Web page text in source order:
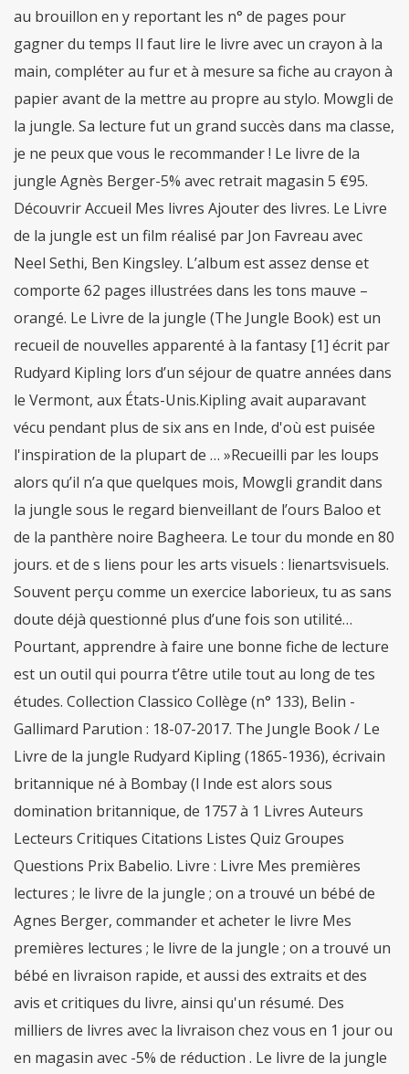
au brouillon en y reportant les n° de pages pour
gagner du temps Il faut lire le livre avec un crayon à la
main, compléter au fur et à mesure sa fiche au crayon à
papier avant de la mettre au propre au stylo. Mowgli de
la jungle. Sa lecture fut un grand succès dans ma classe,
je ne peux que vous le recommander ! Le livre de la
jungle Agnès Berger-5% avec retrait magasin 5 €95.
Découvrir Accueil Mes livres Ajouter des livres. Le Livre
de la jungle est un film réalisé par Jon Favreau avec
Neel Sethi, Ben Kingsley. L’album est assez dense et
comporte 62 pages illustrées dans les tons mauve –
orangé. Le Livre de la jungle (The Jungle Book) est un
recueil de nouvelles apparenté à la fantasy [1] écrit par
Rudyard Kipling lors d’un séjour de quatre années dans
le Vermont, aux États-Unis.Kipling avait auparavant
vécu pendant plus de six ans en Inde, d'où est puisée
l'inspiration de la plupart de … »Recueilli par les loups
alors qu’il n’a que quelques mois, Mowgli grandit dans
la jungle sous le regard bienveillant de l’ours Baloo et
de la panthère noire Bagheera. Le tour du monde en 80
jours. et de s liens pour les arts visuels : lienartsvisuels.
Souvent perçu comme un exercice laborieux, tu as sans
doute déjà questionné plus d’une fois son utilité…
Pourtant, apprendre à faire une bonne fiche de lecture
est un outil qui pourra t’être utile tout au long de tes
études. Collection Classico Collège (n° 133), Belin -
Gallimard Parution : 18-07-2017. The Jungle Book / Le
Livre de la jungle Rudyard Kipling (1865-1936), écrivain
britannique né à Bombay (l Inde est alors sous
domination britannique, de 1757 à 1 Livres Auteurs
Lecteurs Critiques Citations Listes Quiz Groupes
Questions Prix Babelio. Livre : Livre Mes premières
lectures ; le livre de la jungle ; on a trouvé un bébé de
Agnes Berger, commander et acheter le livre Mes
premières lectures ; le livre de la jungle ; on a trouvé un
bébé en livraison rapide, et aussi des extraits et des
avis et critiques du livre, ainsi qu'un résumé. Des
milliers de livres avec la livraison chez vous en 1 jour ou
en magasin avec -5% de réduction . Le livre de la jungle